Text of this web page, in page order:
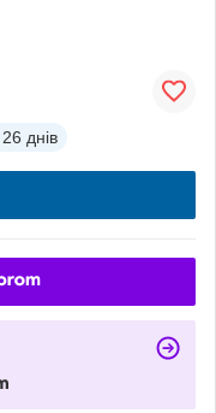
26 днів